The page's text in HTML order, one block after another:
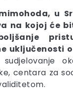
u
na kojoj će
uključenosti
sudjelovanje
centara za